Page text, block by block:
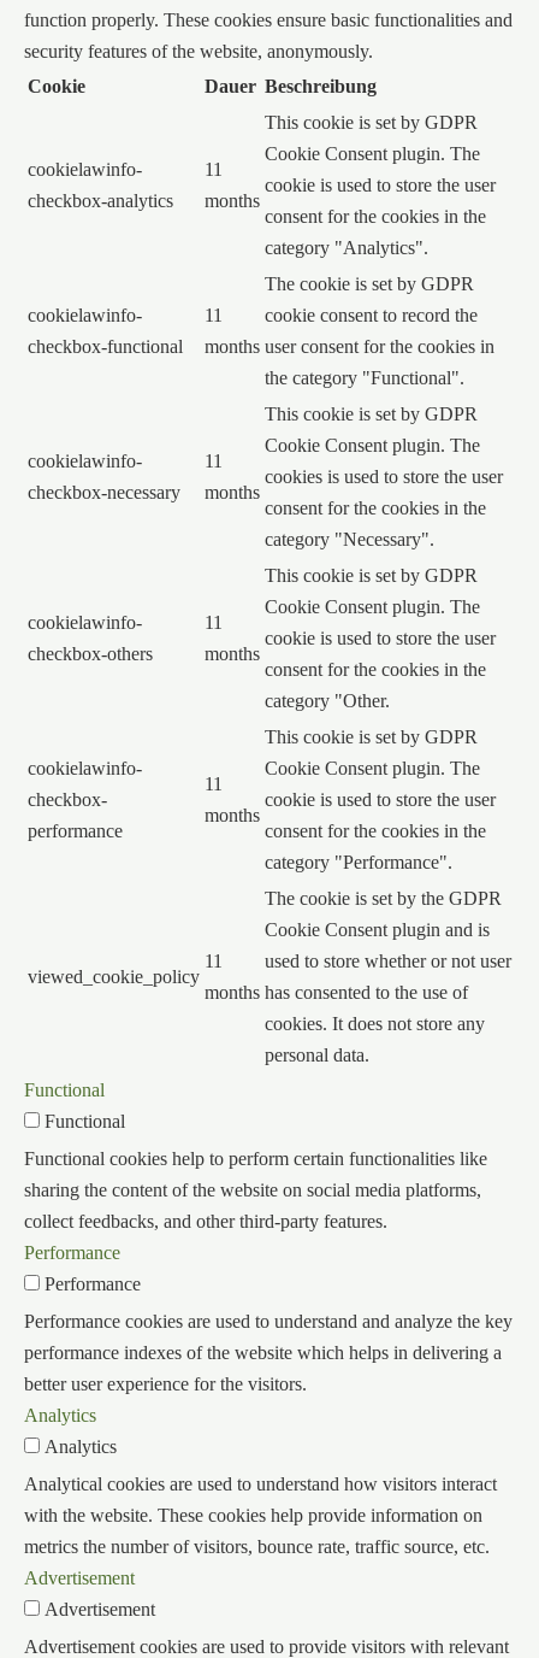
function properly. These cookies ensure basic functionalities and
security features of the website, anonymously.
Cookie
Dauer Beschreibung
cookielawinfo-
checkbox-analytics
11
months
This cookie is set by GDPR
Cookie Consent plugin. The
cookie is used to store the user
consent for the cookies in the
category "Analytics".
cookielawinfo-
checkbox-functional
11
months
The cookie is set by GDPR
cookie consent to record the
user consent for the cookies in
the category "Functional".
cookielawinfo-
checkbox-necessary
11
months
This cookie is set by GDPR
Cookie Consent plugin. The
cookies is used to store the user
consent for the cookies in the
category "Necessary".
cookielawinfo-
checkbox-others
11
months
This cookie is set by GDPR
Cookie Consent plugin. The
cookie is used to store the user
consent for the cookies in the
category "Other.
cookielawinfo-
checkbox-
performance
11
months
This cookie is set by GDPR
Cookie Consent plugin. The
cookie is used to store the user
consent for the cookies in the
category "Performance".
viewed_cookie_policy
11
months
The cookie is set by the GDPR
Cookie Consent plugin and is
used to store whether or not user
has consented to the use of
cookies. It does not store any
personal data.
Functional
Functional
Functional cookies help to perform certain functionalities like
sharing the content of the website on social media platforms,
collect feedbacks, and other third-party features.
Performance
Performance
Performance cookies are used to understand and analyze the key
performance indexes of the website which helps in delivering a
better user experience for the visitors.
Analytics
Analytics
Analytical cookies are used to understand how visitors interact
with the website. These cookies help provide information on
metrics the number of visitors, bounce rate, traffic source, etc.
Advertisement
Advertisement
Advertisement cookies are used to provide visitors with relevant